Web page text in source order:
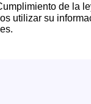
de la
utilizar su